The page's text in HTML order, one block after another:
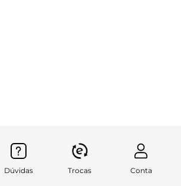
Dúvidas Trocas Conta